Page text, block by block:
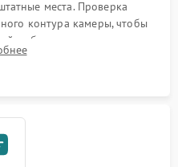
места. Проверка
контура камеры, чтобы
мебели и потерю тепла.
сборка корпуса шкафа.